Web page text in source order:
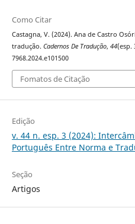
Como Citar
Castagna, V. (2024). Ana de Castro
tradução. Cadernos De Tradução, 44(esp.
7968.2024.e101500
Fomatos de Citação
Edição
v. 44 n. esp. 3 (2024):
Português Entre Norma e
Seção
Artigos